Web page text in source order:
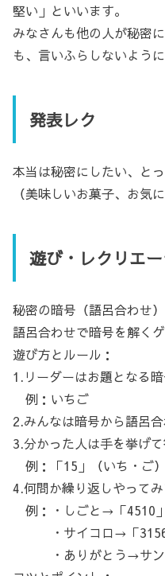
堅い」といいます。
みなさんも他の人が秘密
も、言いふらしないよう
発表レク
本当は秘密にしたい、と
（美味しいお菓子、お気
遊び・レクリエ
秘密の暗号（語呂合わせ）
語呂合わせで暗号を解くゲ
遊び方とルール：
1.リーダーはお題となる
例：いちご
2.みんなは暗号から語呂
3.分かった人は手を挙げて
例：「15」（いち・ご）
4.何問か繰り返しやってみ
例：・しごと→「4510」
・サイコロ→「3156
・ありがとう→サン